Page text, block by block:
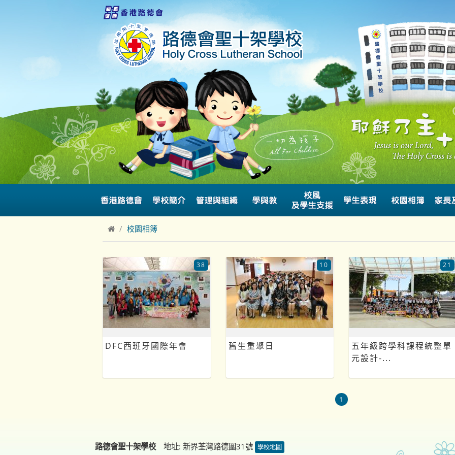
校園相簿
DFC西班牙國際年會
38
舊生重聚日
10
五年級跨學科課程統整單
元設計-...
21
1
路德會聖十架學校 地址: 新界荃灣路德圍31號 學校地圖